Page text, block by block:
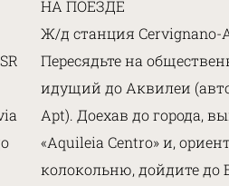
НА ПОЕЗДЕ
Ж/д станция Cervignano-
Пересядьте на
идущий до Аквилеи
Apt). Доехав до города,
«Aquileia Centro» и,
колокольню, дойдите до